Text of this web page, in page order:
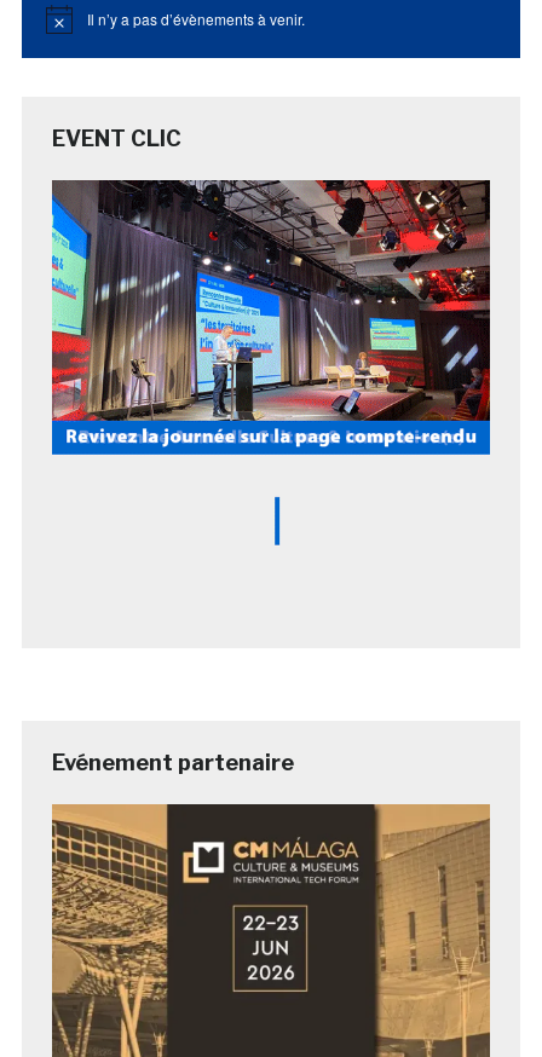
Notice Il n’y a pas d’évènements à venir.
EVENT CLIC
Evénement partenaire